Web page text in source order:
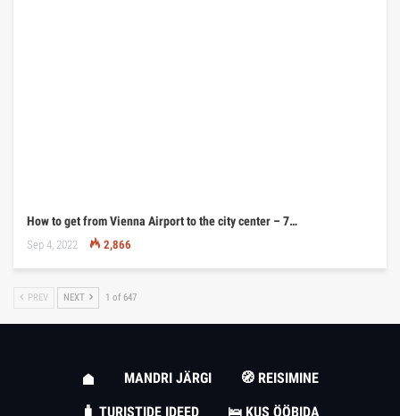
How to get from Vienna Airport to the city center – 7…
Sep 4, 2022 2,866
PREV NEXT 1 of 647
MANDRI JÄRGI
🧭 REISIMINE
🧳 TURISTIDE IDEED
🛌 KUS ÖÖBIDA